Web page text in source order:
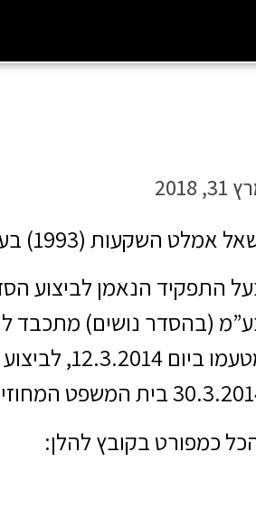
2018
אמלט השקעות (1993) בע”מ (בהסדר נושים) – חלוקת דיבידנד שני
(בהסדר נושים) מתכבד
מטעמו
בית המשפט המחוזי בתל אביב לבקשת בעל התפקיד כאמור,
כמפורט בקובץ להלן: